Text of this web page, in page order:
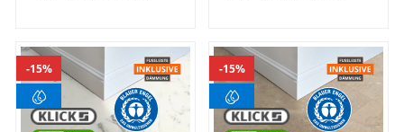
15% 15%